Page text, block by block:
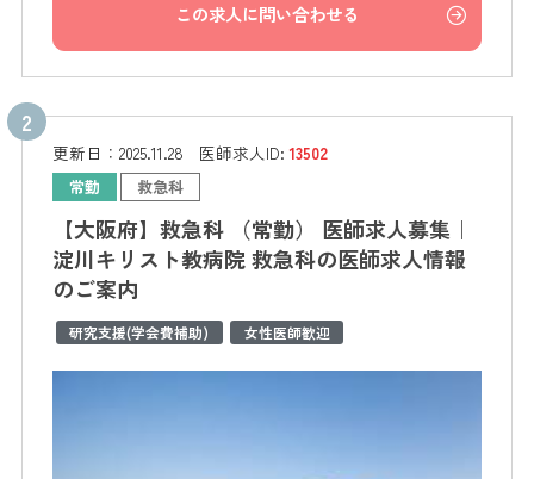
この求人に問い合わせる
更新日： 2025.11.28 医師求人ID:13502
常勤 救急科
【大阪府】救急科 （常勤） 医師求人募集｜
淀川キリスト教病院 救急科の医師求人情報
のご案内
研究支援(学会費補助) 女性医師歓迎